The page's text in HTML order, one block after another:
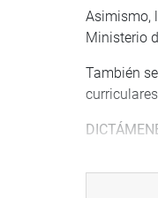
Asimismo,
Ministerio
También
docentes